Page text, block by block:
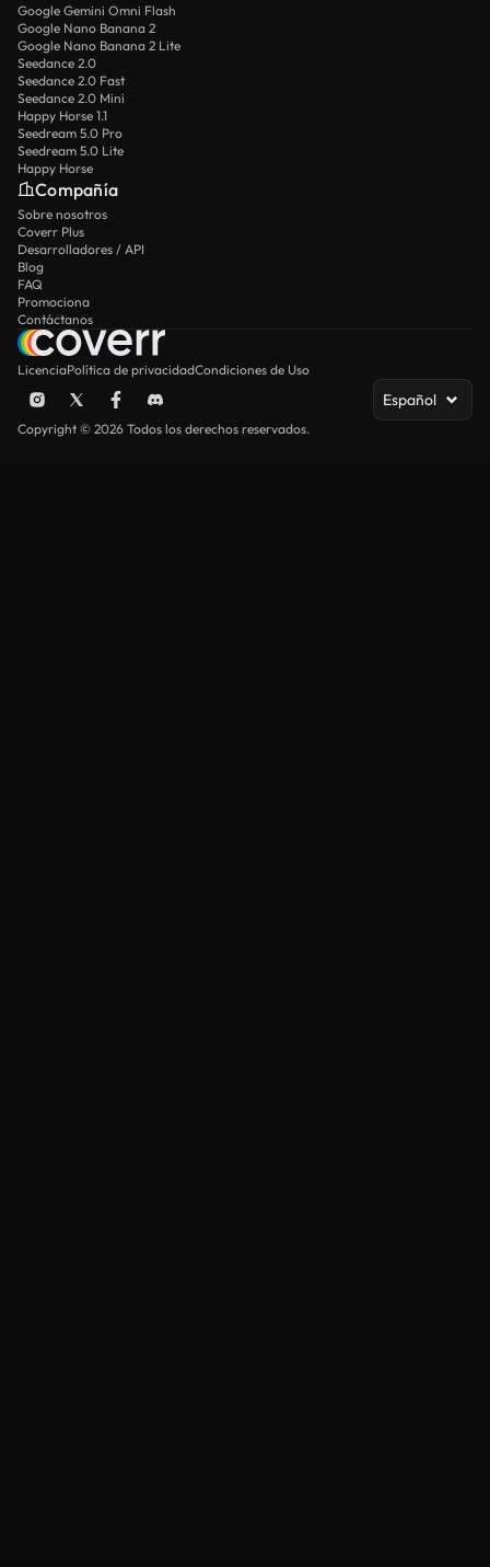
Google Gemini Omni Flash
Google Nano Banana 2
Google Nano Banana 2 Lite
Seedance 2.0
Seedance 2.0 Fast
Seedance 2.0 Mini
Happy Horse 1.1
Seedream 5.0 Pro
Seedream 5.0 Lite
Happy Horse
Compañía
Sobre nosotros
Coverr Plus
Desarrolladores / API
Blog
FAQ
Promociona
Contáctanos
LicenciaPolítica de privacidadCondiciones de Uso
Español
Copyright © 2026 Todos los derechos reservados.